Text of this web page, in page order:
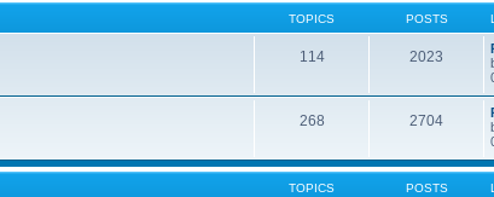
TOPICS POSTS
114 2023
268 2704
TOPICS POSTS